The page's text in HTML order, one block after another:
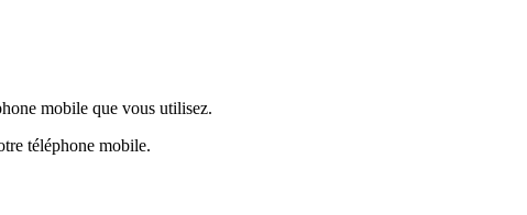
mobile que vous utilisez.
téléphone mobile.